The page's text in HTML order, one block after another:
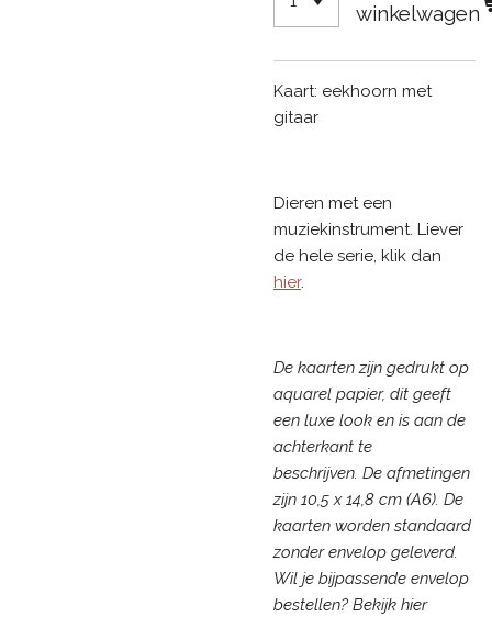
winkelwagen
Kaart: eekhoorn met
gitaar
Dieren met een
muziekinstrument. Liever
de hele serie, klik dan
hier.
De kaarten zijn gedrukt op
aquarel papier, dit geeft
een luxe look en is aan de
achterkant te
beschrijven. De afmetingen
zijn 10,5 x 14,8 cm (A6). De
kaarten worden standaard
zonder envelop geleverd.
Wil je bijpassende envelop
bestellen? Bekijk hier